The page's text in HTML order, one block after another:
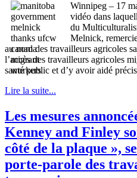
Winnipeg – 17
vidéo dans
du
Melnick,
au nom des travailleurs agricoles
l’accèsdes travailleurs agricoles
santépublic et d’y avoir aidé
Lire la suite...
Les mesures
Kenney and Finley
côté de la plaque »,
porte-parole des